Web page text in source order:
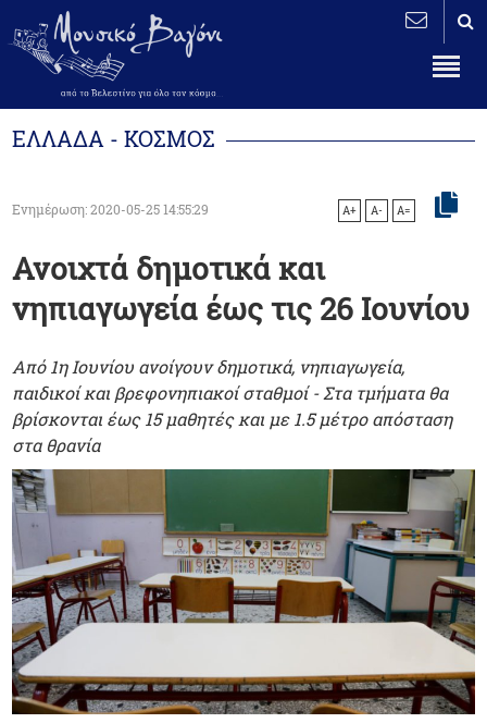
ΕΛΛΑΔΑ - ΚΟΣΜΟΣ
Ενημέρωση: 2020-05-25 14:55:29 A+ A- A=
Ανοιχτά δημοτικά και
νηπιαγωγεία έως τις 26 Ιουνίου
Από 1η Ιουνίου ανοίγουν δημοτικά, νηπιαγωγεία,
παιδικοί και βρεφονηπιακοί σταθμοί - Στα τμήματα θα
βρίσκονται έως 15 μαθητές και με 1.5 μέτρο απόσταση
στα θρανία